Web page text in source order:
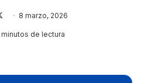
Follow8 marzo, 2026
minutos de lectura